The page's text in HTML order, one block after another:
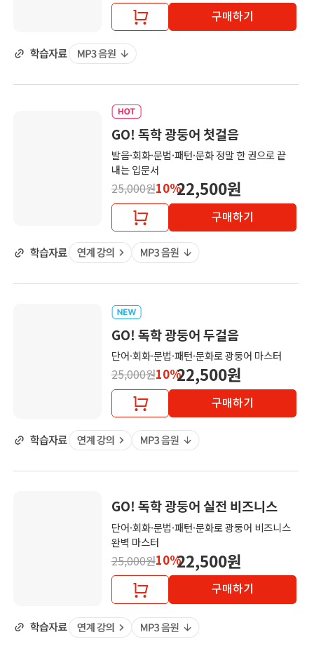
구매하기
GO! 독학 광둥어 첫걸음
발음·회화·문법·패턴·문화 정말 한 권으로 끝
내는 입문서
25,000원10%22,500원
구매하기
GO! 독학 광둥어 두걸음
단어·회화·문법·패턴·문화로 광둥어 마스터
25,000원10%22,500원
구매하기
GO! 독학 광둥어 실전 비즈니스
단어·회화·문법·패턴·문화로 광둥어 비즈니스
완벽 마스터
25,000원10%22,500원
구매하기